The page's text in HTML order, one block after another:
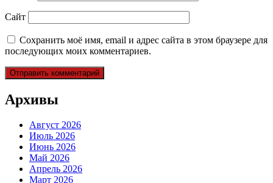
Сайт
Сохранить моё имя, email и адрес сайта в этом браузере для
последующих моих комментариев.
Архивы
Август 2026
Июль 2026
Июнь 2026
Май 2026
Апрель 2026
Март 2026